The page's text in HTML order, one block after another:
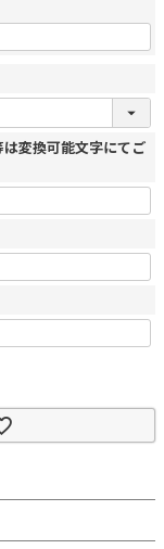
変換可能文字にてご